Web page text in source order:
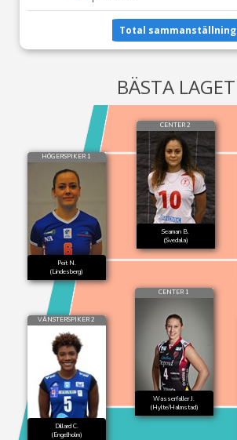
Total sammanställning
BÄSTA LAGET
HÖGERSPIKER 1
Peit N.
(Lindesberg)
CENTER 2
Seaman B.
(Svedala)
VÄNSTERSPIKER 2
Dillard C.
(Engelholm)
CENTER 1
Wasserfaller J.
(Hylte/Halmstad)